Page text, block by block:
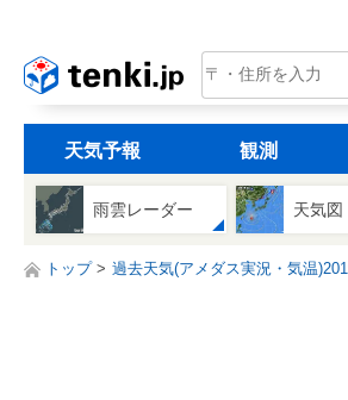
tenki.jp
天気予報 観測
雨雲レーダー 天気図
トップ 過去天気(アメダス実況・気温